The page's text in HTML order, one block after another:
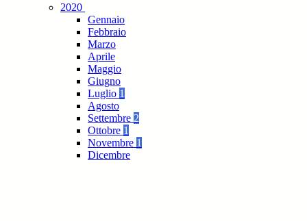
2020
Gennaio
Febbraio
Marzo
Aprile
Maggio
Giugno
Luglio 1
Agosto
Settembre 2
Ottobre 1
Novembre 1
Dicembre